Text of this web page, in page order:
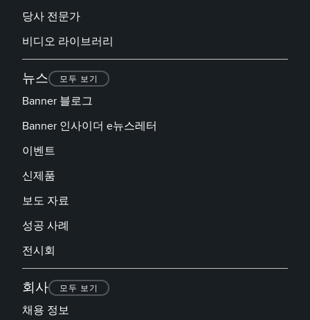
당사 전문가
비디오 라이브러리
뉴스 모두 보기
Banner 블로그
Banner 인사이더 e뉴스레터
이벤트
신제품
보도 자료
성공 사례
전시회
회사 모두 보기
채용 정보